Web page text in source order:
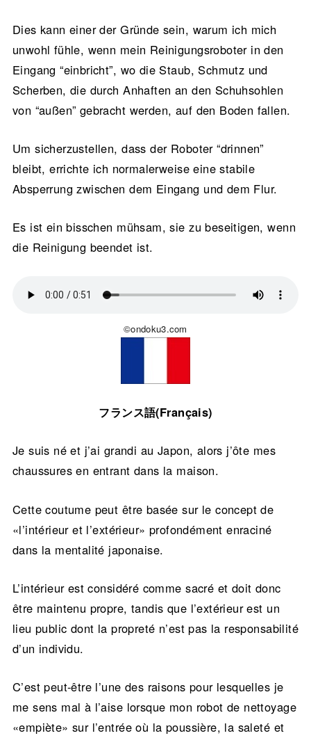
Dies kann einer der Gründe sein, warum ich mich
unwohl fühle, wenn mein Reinigungsroboter in den
Eingang “einbricht”, wo die Staub, Schmutz und
Scherben, die durch Anhaften an den Schuhsohlen
von “außen” gebracht werden, auf den Boden fallen.
Um sicherzustellen, dass der Roboter “drinnen”
bleibt, errichte ich normalerweise eine stabile
Absperrung zwischen dem Eingang und dem Flur.
Es ist ein bisschen mühsam, sie zu beseitigen, wenn
die Reinigung beendet ist.
©ondoku3.com
フランス語(Français)
Je suis né et j’ai grandi au Japon, alors j’ôte mes
chaussures en entrant dans la maison.
Cette coutume peut être basée sur le concept de
«l’intérieur et l’extérieur» profondément enraciné
dans la mentalité japonaise.
L’intérieur est considéré comme sacré et doit donc
être maintenu propre, tandis que l’extérieur est un
lieu public dont la propreté n’est pas la responsabilité
d’un individu.
C’est peut-être l’une des raisons pour lesquelles je
me sens mal à l’aise lorsque mon robot de nettoyage
«empiète» sur l’entrée où la poussière, la saleté et